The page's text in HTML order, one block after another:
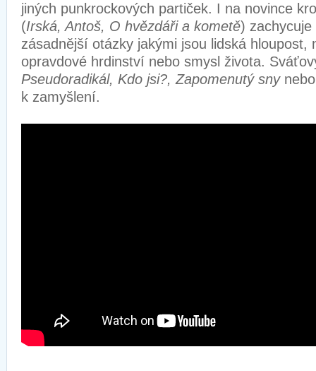
jiných punkrockových partiček. I na novince
(Irská, Antoš, O hvězdáři a kometě)
zásadnější otázky jakými jsou lidská hloupost,
opravdové hrdinství nebo smysl života.
Pseudoradikál, Kdo jsi?, Zapomenutý sny
k zamyšlení.